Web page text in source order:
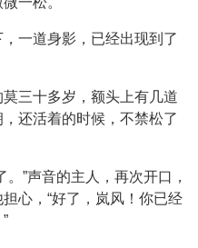
一道身影，已经出现到了
三十多岁，额头上有几道
还活着的时候，不禁松了
”声音的主人，再次开口，
心，“好了，岚风！你已经